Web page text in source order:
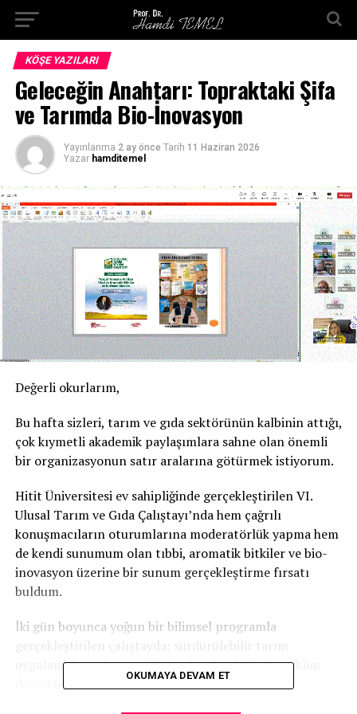
KÖŞE YAZILARI
Geleceğin Anahtarı: Topraktaki Şifa
ve Tarımda Bio-İnovasyon
Yayınlanma 2 ay önce Tarih 11 Haziran 2026
Yazar hamditemel
Değerli okurlarım,
Bu hafta sizleri, tarım ve gıda sektörünün kalbinin attığı,
çok kıymetli akademik paylaşımlara sahne olan önemli
bir organizasyonun satır aralarına götürmek istiyorum.
Hitit Üniversitesi ev sahipliğinde gerçekleştirilen VI.
Ulusal Tarım ve Gıda Çalıştayı’nda hem çağrılı
konuşmacıların oturumlarına moderatörlük yapma hem
de kendi sunumum olan tıbbi, aromatik bitkiler ve bio-
inovasyon üzerine bir sunum gerçekleştirme fırsatı
buldum.
İki gün boyunca yoğun bir bilimsel programla
gerçekleştirilen çalıştayda; sürdürülebilir tarım
uygulamalarından yenilikçi gıda teknolojilerine, iklim
değişikliğinin tarımsal üretime etkilerinden bio-
OKUMAYA DEVAM ET